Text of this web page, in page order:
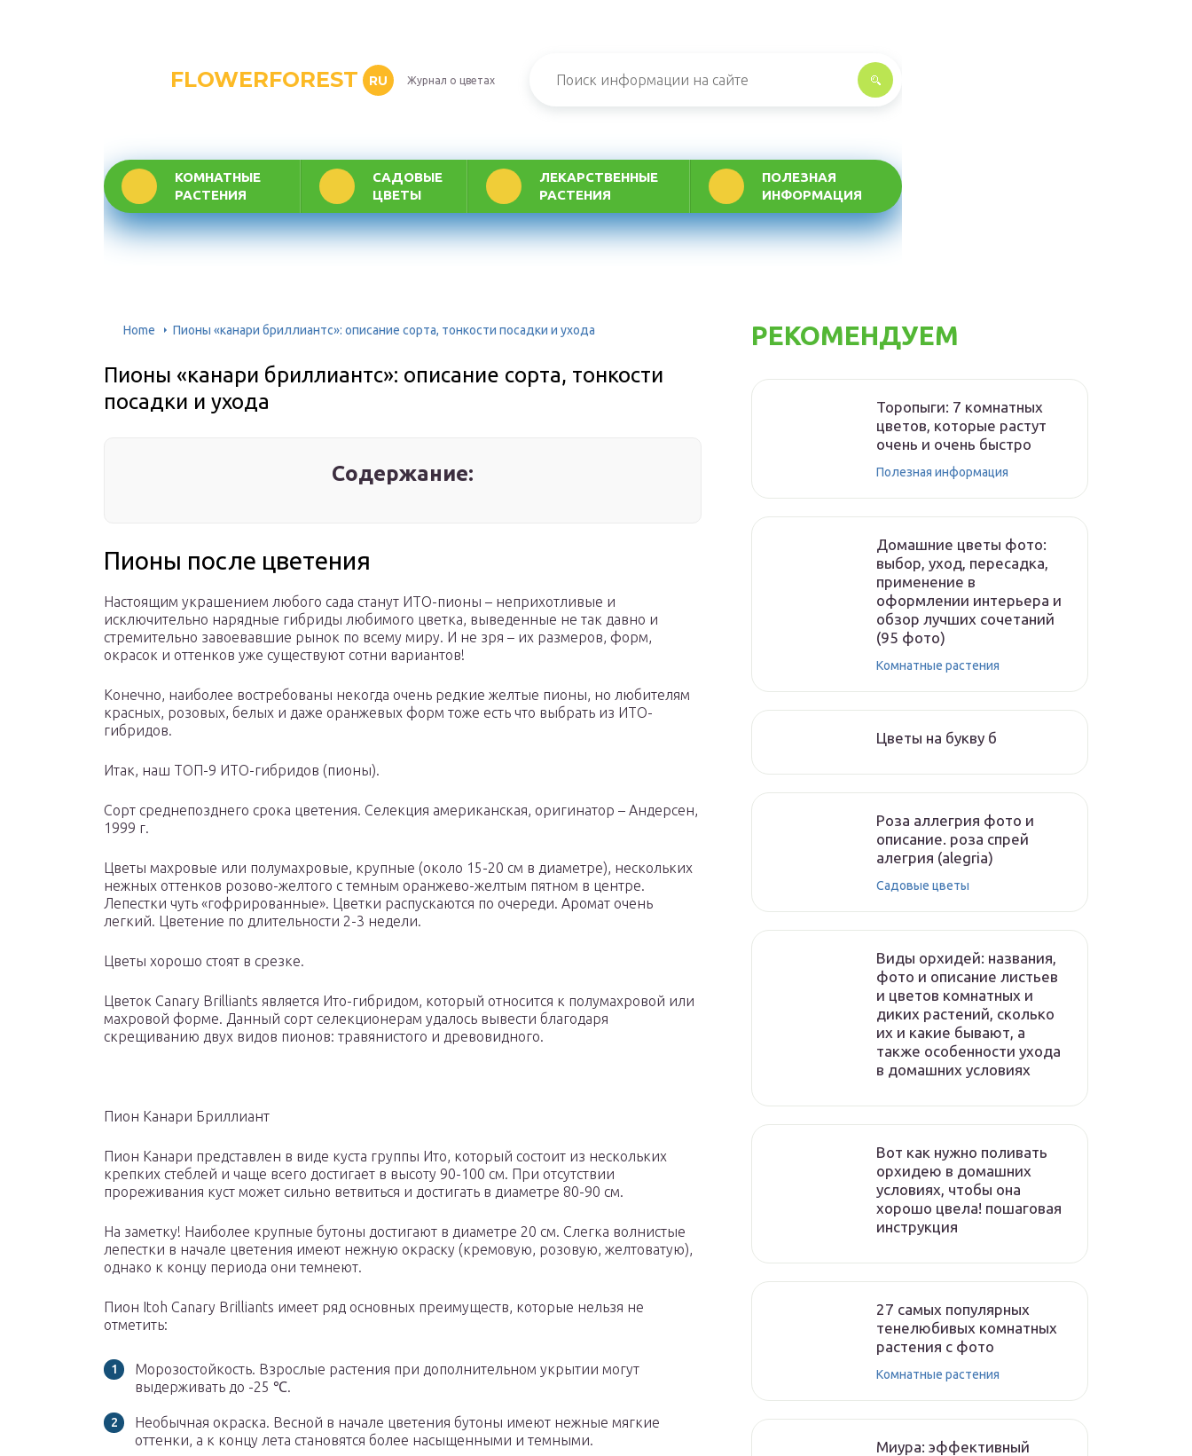
FLOWERFOREST RU Журнал о цветах
КОМНАТНЫЕ
РАСТЕНИЯ
САДОВЫЕ
ЦВЕТЫ
ЛЕКАРСТВЕННЫЕ
РАСТЕНИЯ
ПОЛЕЗНАЯ
ИНФОРМАЦИЯ
Home Пионы «канари бриллиантс»: описание сорта, тонкости посадки и ухода
Пионы «канари бриллиантс»: описание сорта, тонкости
посадки и ухода
Содержание:
Пионы после цветения
Настоящим украшением любого сада станут ИТО-пионы – неприхотливые и
исключительно нарядные гибриды любимого цветка, выведенные не так давно и
стремительно завоевавшие рынок по всему миру. И не зря – их размеров, форм,
окрасок и оттенков уже существуют сотни вариантов!
Конечно, наиболее востребованы некогда очень редкие желтые пионы, но любителям
красных, розовых, белых и даже оранжевых форм тоже есть что выбрать из ИТО-
гибридов.
Итак, наш ТОП-9 ИТО-гибридов (пионы).
Сорт среднепозднего срока цветения. Селекция американская, оригинатор – Андерсен,
1999 г.
Цветы махровые или полумахровые, крупные (около 15-20 см в диаметре), нескольких
нежных оттенков розово-желтого с темным оранжево-желтым пятном в центре.
Лепестки чуть «гофрированные». Цветки распускаются по очереди. Аромат очень
легкий. Цветение по длительности 2-3 недели.
Цветы хорошо стоят в срезке.
Цветок Canary Brilliants является Ито-гибридом, который относится к полумахровой или
махровой форме. Данный сорт селекционерам удалось вывести благодаря
скрещиванию двух видов пионов: травянистого и древовидного.
Пион Канари Бриллиант
Пион Канари представлен в виде куста группы Ито, который состоит из нескольких
крепких стеблей и чаще всего достигает в высоту 90-100 см. При отсутствии
прореживания куст может сильно ветвиться и достигать в диаметре 80-90 см.
На заметку! Наиболее крупные бутоны достигают в диаметре 20 см. Слегка волнистые
лепестки в начале цветения имеют нежную окраску (кремовую, розовую, желтоватую),
однако к концу периода они темнеют.
Пион Itoh Canary Brilliants имеет ряд основных преимуществ, которые нельзя не
отметить:
Морозостойкость. Взрослые растения при дополнительном укрытии могут
выдерживать до -25 ℃.
Необычная окраска. Весной в начале цветения бутоны имеют нежные мягкие
оттенки, а к концу лета становятся более насыщенными и темными.
РЕКОМЕНДУЕМ
Торопыги: 7 комнатных
цветов, которые растут
очень и очень быстро
Полезная информация
Домашние цветы фото:
выбор, уход, пересадка,
применение в
оформлении интерьера и
обзор лучших сочетаний
(95 фото)
Комнатные растения
Цветы на букву б
Роза аллегрия фото и
описание. роза спрей
алегрия (alegria)
Садовые цветы
Виды орхидей: названия,
фото и описание листьев
и цветов комнатных и
диких растений, сколько
их и какие бывают, а
также особенности ухода
в домашних условиях
Вот как нужно поливать
орхидею в домашних
условиях, чтобы она
хорошо цвела! пошаговая
инструкция
27 самых популярных
тенелюбивых комнатных
растения с фото
Комнатные растения
Миура: эффективный